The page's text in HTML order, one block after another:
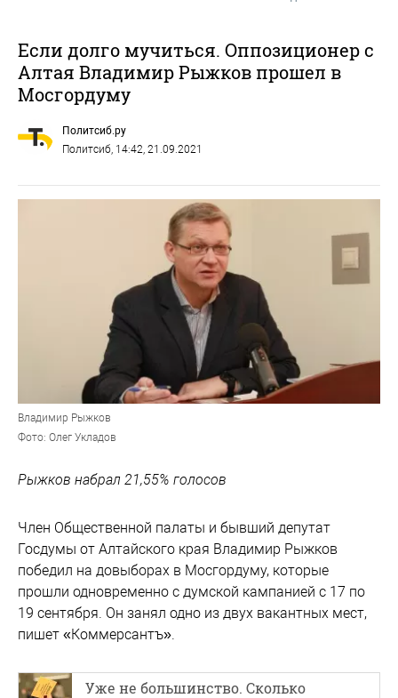
Если долго мучиться. Оппозиционер с
Алтая Владимир Рыжков прошел в
Мосгордуму
Политсиб.ру
Политсиб, 14:42, 21.09.2021
Владимир Рыжков
Фото: Олег Укладов
Рыжков набрал 21,55% голосов
Член Общественной палаты и бывший депутат
Госдумы от Алтайского края Владимир Рыжков
победил на довыборах в Мосгордуму, которые
прошли одновременно с думской кампанией с 17 по
19 сентября. Он занял одно из двух вакантных мест,
пишет «Коммерсантъ».
Уже не большинство. Сколько